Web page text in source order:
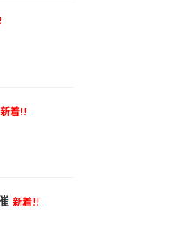
新着!!
新着!!